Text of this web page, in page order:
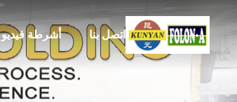
أشرطة فيديو اتصل بنا